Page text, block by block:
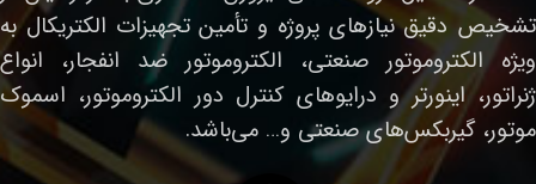
تشخیص دقیق نیازهای پروژه و تأمین تجهیزات الکتریکال به
ویژه الکتروموتور صنعتی، الکتروموتور ضد انفجار، انواع
ژنراتور، اینورتر و درایوهای کنترل دور الکتروموتور، اسموک
موتور، گیربکس‌های صنعتی و… می‌باشد.